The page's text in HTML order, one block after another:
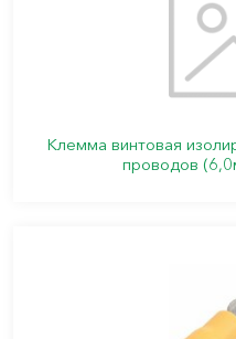
Клемма винтовая
проводов